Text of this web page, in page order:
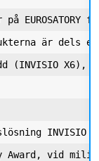
EUROSATORY
är dels
(INVISIO X6),
vid